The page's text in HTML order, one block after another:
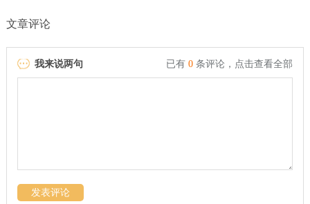
文章评论
我来说两句 已有 0 条评论， 点击查看全部
发表评论